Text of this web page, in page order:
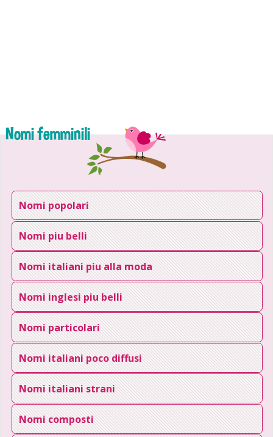
Nomi femminili
Nomi popolari
Nomi piu belli
Nomi italiani piu alla moda
Nomi inglesi piu belli
Nomi particolari
Nomi italiani poco diffusi
Nomi italiani strani
Nomi composti